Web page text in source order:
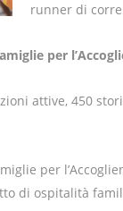
runner di
per
attive, 450
per
di ospitalità